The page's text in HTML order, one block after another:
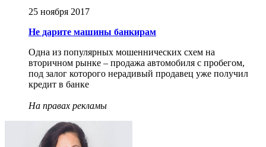
25 ноября 2017
Не дарите машины банкирам
Одна из популярных мошеннических схем на
вторичном рынке – продажа автомобиля с пробегом,
под залог которого нерадивый продавец уже получил
кредит в банке
На правах рекламы